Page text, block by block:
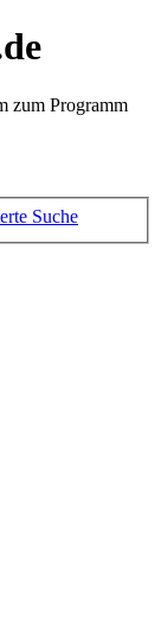
zum Programm
Suche